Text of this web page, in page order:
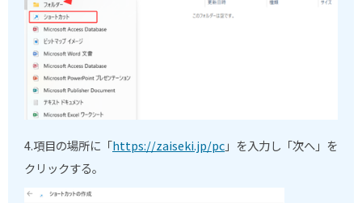
4.項目の場所に「https://zaiseki.jp/pc」を入力し「次へ」を
クリックする。